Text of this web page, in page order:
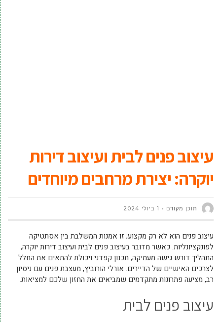
עיצוב פנים לבית ועיצוב דירות
יוקרה: יצירת מרחבים מיוחדים
תוכן מקודם 1 ביולי 2024
עיצוב פנים הוא לא רק מקצוע; זו אמנות המשלבת בין אסתטיקה
לפונקציונליות. כאשר מדובר בעיצוב פנים לבית ועיצוב דירות יוקרה,
התהליך דורש גישה מעמיקה, תכנון קפדני ויכולת להתאים את החלל
לצרכים האישיים של הדיירים. אורלי הורוביץ, מעצבת פנים עם ניסיון
רב, מציעה פתרונות מתקדמים שמביאים את החזון שלכם למציאות.
עיצוב פנים לבית